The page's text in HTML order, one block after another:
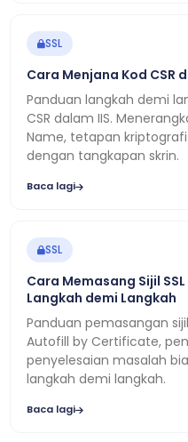
SSL
Cara Menjana Kod CSR
Panduan langkah demi
CSR dalam IIS.
Name, tetapan
dengan tangkapan skrin.
Baca lagi
SSL
Cara Memasang Sijil
Langkah demi Langkah
Panduan pemasangan
Autofill by Certificate,
penyelesaian masalah
langkah demi langkah.
Baca lagi